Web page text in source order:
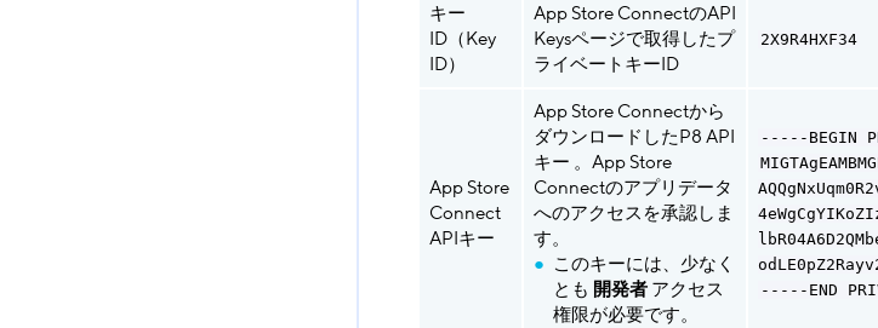
キー
ID（Key
ID）
App Store ConnectのAPI
Keysページで取得したプ
ライベートキーID
2X9R4HXF34
App Store
Connect
APIキー
App Store Connectから
ダウンロードしたP8 API
キー 。App Store
Connectのアプリデータ
へのアクセスを承認しま
す。
このキーには、少なく
とも 開発者アクセス
権限が必要です。
-----BEGIN
-----END